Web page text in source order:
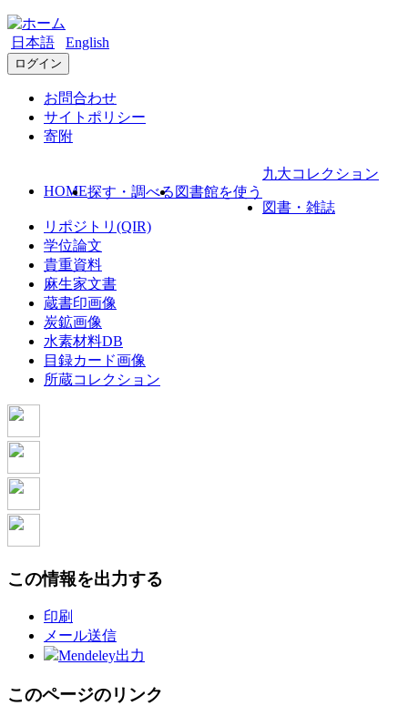
日本語 English
ログイン
お問合わせ
サイトポリシー
寄附
HOME探す・調べる 図書館を使う
九大コレクション
図書・雑誌
リポジトリ(QIR)
学位論文
貴重資料
麻生家文書
蔵書印画像
炭鉱画像
水素材料DB
目録カード画像
所蔵コレクション
この情報を出力する
印刷
メール送信
Mendeley出力
このページのリンク